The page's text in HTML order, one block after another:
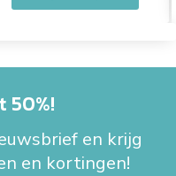
50%!
en krijg
en kortingen!